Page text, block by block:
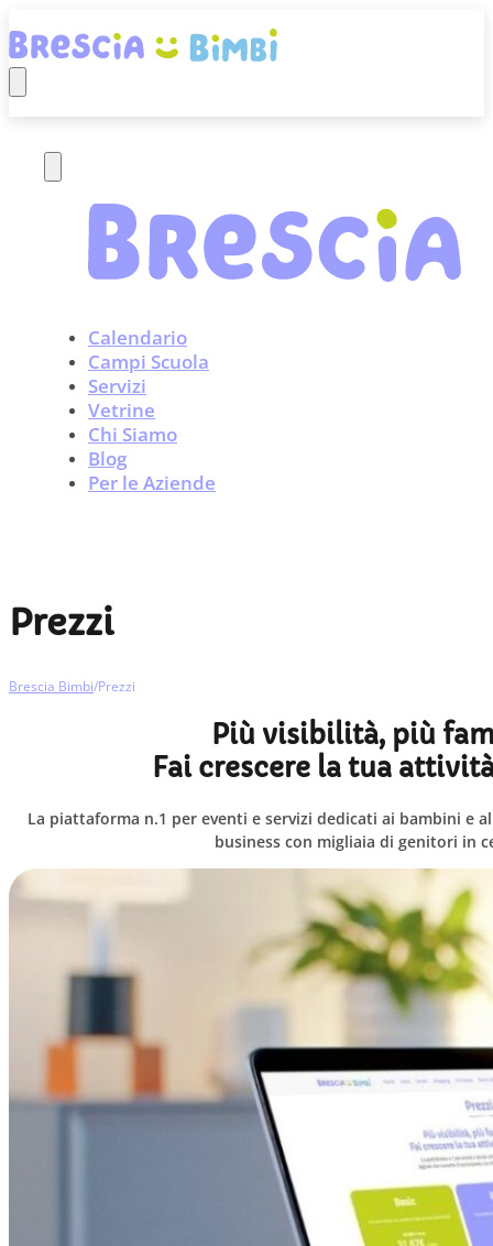
Calendario
Campi Scuola
Servizi
Vetrine
Chi Siamo
Blog
Per le Aziende
Prezzi
Brescia Bimbi/Prezzi
Più visibilità, più
Fai crescere la tua
La piattaforma n.1 per eventi e servizi dedicati ai bambini e
business con migliaia di genitori in